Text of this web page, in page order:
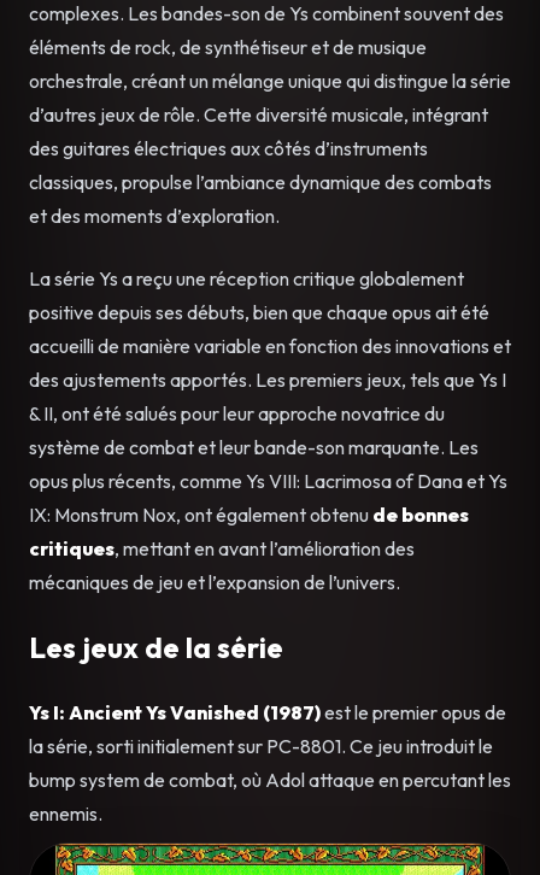
complexes. Les bandes-son de Ys combinent souvent des
éléments de rock, de synthétiseur et de musique
orchestrale, créant un mélange unique qui distingue la série
d’autres jeux de rôle. Cette diversité musicale, intégrant
des guitares électriques aux côtés d’instruments
classiques, propulse l’ambiance dynamique des combats
et des moments d’exploration.
La série Ys a reçu une réception critique globalement
positive depuis ses débuts, bien que chaque opus ait été
accueilli de manière variable en fonction des innovations et
des ajustements apportés. Les premiers jeux, tels que Ys I
& II, ont été salués pour leur approche novatrice du
système de combat et leur bande-son marquante. Les
opus plus récents, comme Ys VIII: Lacrimosa of Dana et Ys
IX: Monstrum Nox, ont également obtenu de bonnes
critiques, mettant en avant l’amélioration des
mécaniques de jeu et l’expansion de l’univers.
Les jeux de la série
Ys I: Ancient Ys Vanished (1987)est le premier opus de
la série, sorti initialement sur PC-8801. Ce jeu introduit le
bump system de combat, où Adol attaque en percutant les
ennemis.